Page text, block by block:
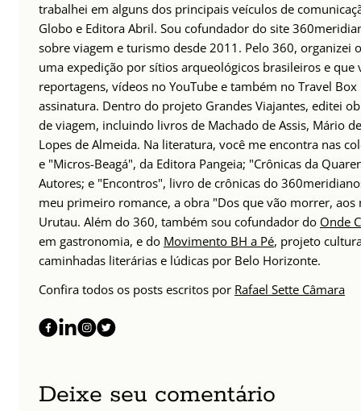
trabalhei em alguns dos principais veículos de
Globo e Editora Abril. Sou cofundador do site
sobre viagem e turismo desde 2011. Pelo 360, organizei
uma expedição por sítios arqueológicos brasileiros e que
reportagens, vídeos no YouTube e também no Travel
assinatura. Dentro do projeto Grandes Viajantes, editei
de viagem, incluindo livros de Machado de Assis, Mário
Lopes de Almeida. Na literatura, você me encontra nas
e "Micros-Beagá", da Editora Pangeia; "Crônicas da
Autores; e "Encontros", livro de crônicas do
meu primeiro romance, a obra "Dos que vão morrer, aos
Urutau. Além do 360, também sou cofundador do Onde
em gastronomia, e do Movimento BH a Pé, projeto
caminhadas literárias e lúdicas por Belo Horizonte.
Confira todos os posts escritos por Rafael Sette Câmara
Deixe seu comentário